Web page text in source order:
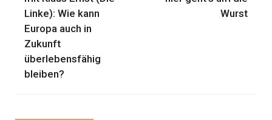
Linke): Wie kann
Europa auch in
Zukunft
überlebensfähig
bleiben?
Wurst